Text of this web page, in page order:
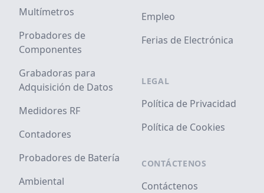
Multímetros
Probadores de
Componentes
Grabadoras para
Adquisición de Datos
Medidores RF
Contadores
Probadores de Batería
Ambiental
Empleo
Ferias de Electrónica
LEGAL
Política de Privacidad
Política de Cookies
CONTÁCTENOS
Contáctenos